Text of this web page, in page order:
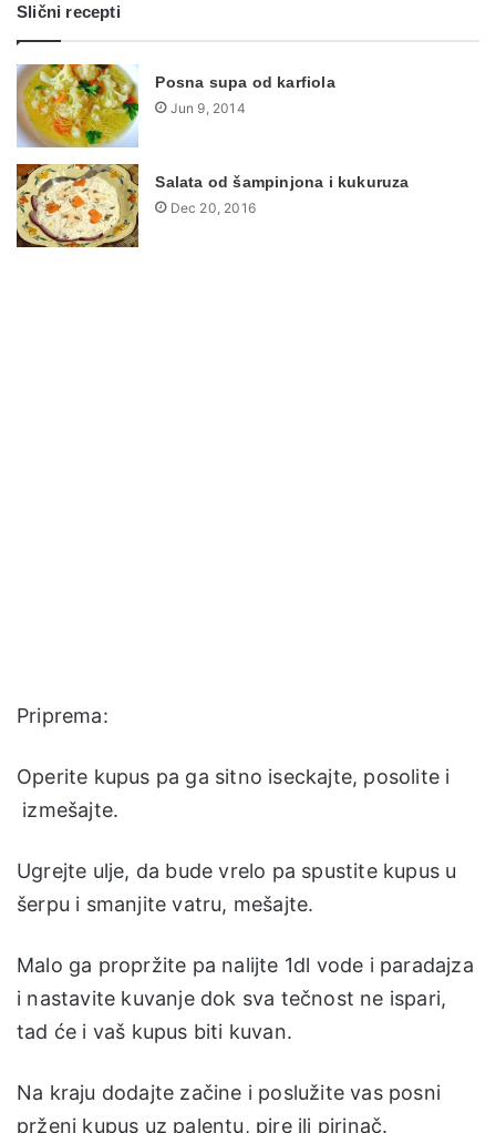
Slični recepti
Posna supa od karfiola
Jun 9, 2014
Salata od šampinjona i kukuruza
Dec 20, 2016
Priprema:
Operite kupus pa ga sitno iseckajte, posolite i
izmešajte.
Ugrejte ulje, da bude vrelo pa spustite kupus u
šerpu i smanjite vatru, mešajte.
Malo ga propržite pa nalijte 1dl vode i paradajza
i nastavite kuvanje dok sva tečnost ne ispari,
tad će i vaš kupus biti kuvan.
Na kraju dodajte začine i poslužite vas posni
prženi kupus uz palentu, pire ili pirinač.